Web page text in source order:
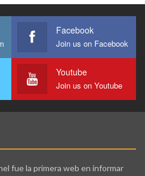
Facebook
Join us on Facebook
Youtube
Join us on Youtube
fue la primera web en informar